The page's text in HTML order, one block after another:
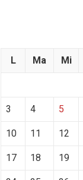
L Ma Mi
3 4 5
10 11 12
17 18 19